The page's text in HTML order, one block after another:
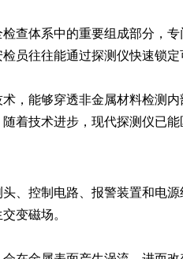
检查体系中的重要组成部分，
员往往能通过探测仪快速锁定
，能够穿透非金属材料检测
着技术进步，现代探测仪已能
、控制电路、报警装置和电
变磁场。